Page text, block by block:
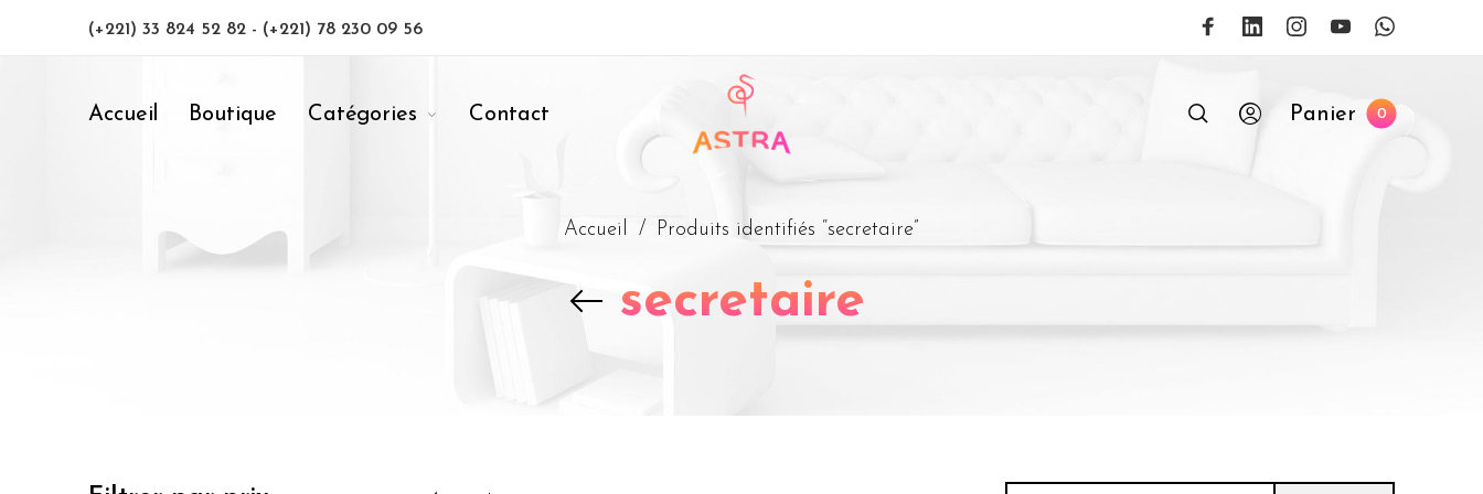
(+221) 33 824 52 82 - (+221) 78 230 09 56
Accueil Boutique Catégories Contact Panier 0
Accueil / Produits identifiés “secretaire”
secretaire